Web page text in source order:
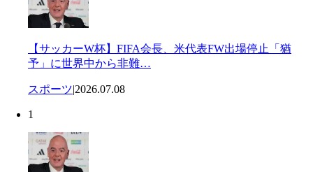
【サッカーW杯】FIFA会長、米代表FW出場停止「猶
予」に世界中から非難…
スポーツ|2026.07.08
1